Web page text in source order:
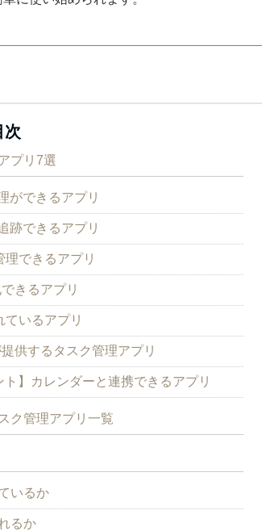
次
プリ7選
ができるアプリ
跡できるアプリ
理できるアプリ
きるアプリ
ているアプリ
供するタスク管理アプリ
】カレンダーと連携できるアプリ
ク管理アプリ一覧
いるか
るか